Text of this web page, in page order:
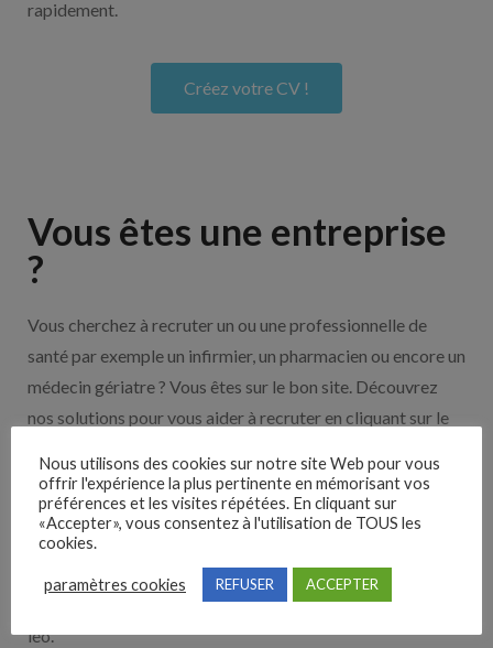
rapidement.
Créez votre CV !
Vous êtes une entreprise
?
Vous cherchez à recruter un ou une professionnelle de
santé par exemple un infirmier, un pharmacien ou encore un
médecin gériatre ? Vous êtes sur le bon site. Découvrez
nos solutions pour vous aider à recruter en cliquant sur le
Nos solutions entreprises
Lorem ipsum dolor sit amet, consectetur adipiscing elit. Ut
elit tellus, luctus nec ullamcorper mattis, pulvinar dapibus
leo.
Nous utilisons des cookies sur notre site Web pour vous
offrir l'expérience la plus pertinente en mémorisant vos
préférences et les visites répétées. En cliquant sur
«Accepter», vous consentez à l'utilisation de TOUS les
cookies.
paramètres cookies REFUSER ACCEPTER